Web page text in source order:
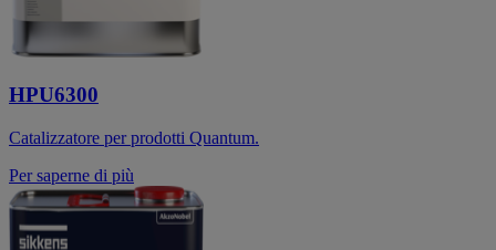
HPU6300
Catalizzatore per prodotti Quantum.
Per saperne di più